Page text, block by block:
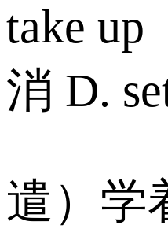
take up
消 D.
遣）学